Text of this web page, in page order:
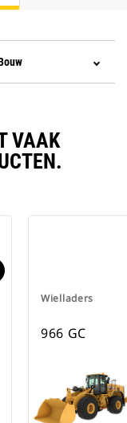
VAAK
Wielladers
966 GC